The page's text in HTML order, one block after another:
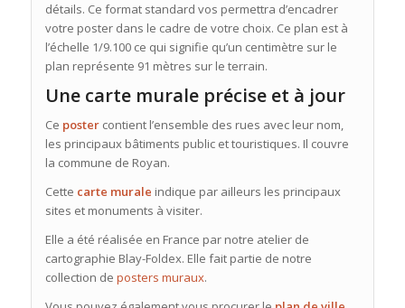
détails. Ce format standard vos permettra d’encadrer
votre poster dans le cadre de votre choix. Ce plan est à
l’échelle 1/9.100 ce qui signifie qu’un centimètre sur le
plan représente 91 mètres sur le terrain.
Une carte murale précise et à jour
Ce postercontient l’ensemble des rues avec leur nom,
les principaux bâtiments public et touristiques. Il couvre
la commune de Royan.
Cette carte murale indique par ailleurs les principaux
sites et monuments à visiter.
Elle a été réalisée en France par notre atelier de
cartographie Blay-Foldex. Elle fait partie de notre
collection de posters muraux.